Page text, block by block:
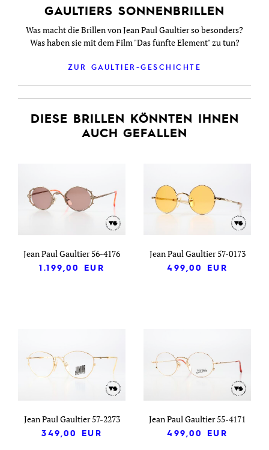
GAULTIERS SONNENBRILLEN
Was macht die Brillen von Jean Paul Gaultier so besonders?
Was haben sie mit dem Film "Das fünfte Element" zu tun?
ZUR GAULTIER-GESCHICHTE
DIESE BRILLEN KÖNNTEN IHNEN
AUCH GEFALLEN
Jean Paul Gaultier 56-4176
1.199,00
EUR
Jean Paul Gaultier 57-0173
499,00
EUR
Jean Paul Gaultier 57-2273
349,00
EUR
Jean Paul Gaultier 55-4171
499,00
EUR